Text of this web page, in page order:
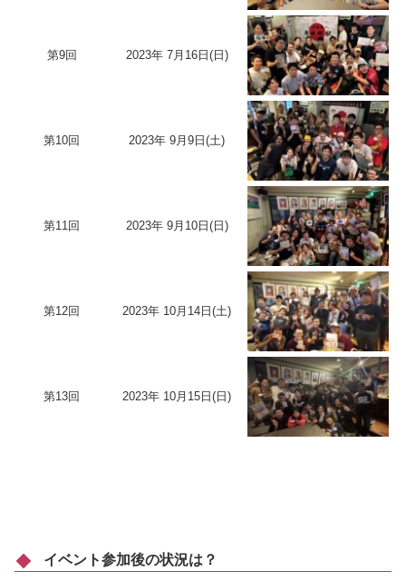
第9回 2023年 7月16日(日)
第10回 2023年 9月9日(土)
第11回 2023年 9月10日(日)
第12回 2023年 10月14日(土)
第13回 2023年 10月15日(日)
イベント参加後の状況は？